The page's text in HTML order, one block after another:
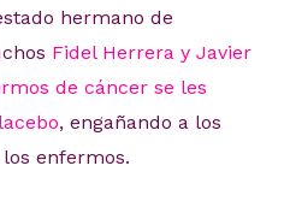
hermano de
Fidel Herrera y Javier
de cáncer se les
, engañando a los
enfermos.